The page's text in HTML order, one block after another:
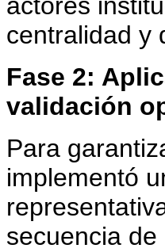
centralidad y
Fase 2:
validación
Para
implementó
secuencia